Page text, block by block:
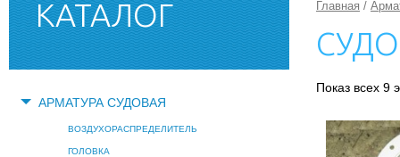
КАТАЛОГ
АРМАТУРА СУДОВАЯ
ВОЗДУХОРАСПРЕДЕЛИТЕЛЬ
ГОЛОВКА
Главная /
Показ всех 9